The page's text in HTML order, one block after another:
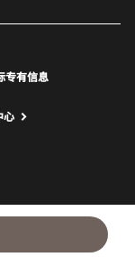
专有信息
心